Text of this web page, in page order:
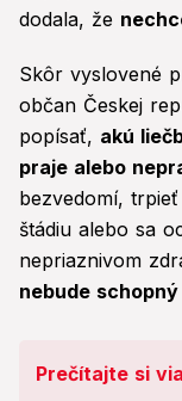
dodala, že
Skôr vyslovené
občan Českej
popísať, akú
praje alebo
bezvedomí,
štádiu alebo sa
nepriaznivom
nebude
Prečítajte si